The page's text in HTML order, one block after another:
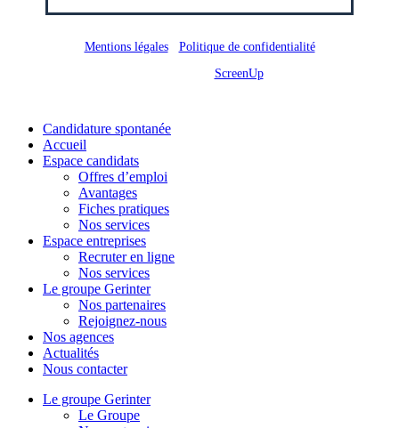
Mentions légales/ Politique de confidentialité
ScreenUp
Close
Menu
Candidature spontanée
Accueil
Espace candidats
Offres d’emploi
Avantages
Fiches pratiques
Nos services
Espace entreprises
Recruter en ligne
Nos services
Le groupe Gerinter
Nos partenaires
Rejoignez-nous
Nos agences
Actualités
Nous contacter
Le groupe Gerinter
Le Groupe